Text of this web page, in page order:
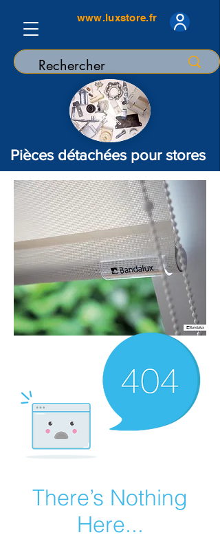
www.luxstore.fr
Pièces détachées pour stores
There’s Nothing
Here...